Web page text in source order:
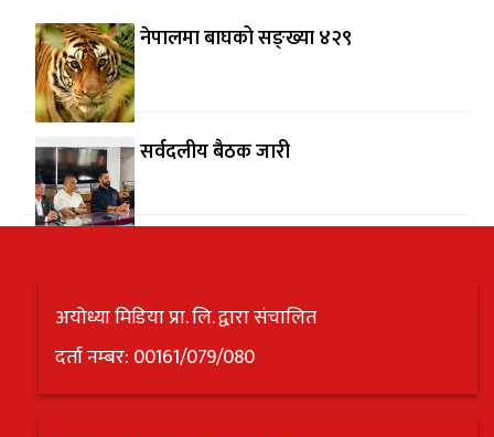
नेपालमा बाघको सङ्ख्या ४२९
सर्वदलीय बैठक जारी
अयोध्या मिडिया प्रा. लि. द्वारा संचालित
दर्ता नम्बर: 00161/079/080